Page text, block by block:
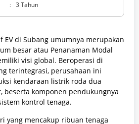
: 3 Tahun
EV di Subang umumnya merupakan
besar atau Penanaman Modal
visi global. Beroperasi di
terintegrasi, perusahaan ini
kendaraan listrik roda dua
beserta komponen pendukungnya
kontrol tenaga.
yang mencakup ribuan tenaga